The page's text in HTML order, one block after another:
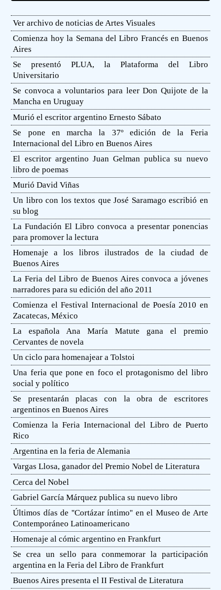
Ver archivo de noticias de Artes Visuales
Comienza hoy la Semana del Libro Francés en Buenos
Aires
Se presentó PLUA, la Plataforma del Libro
Universitario
Se convoca a voluntarios para leer Don Quijote de la
Mancha en Uruguay
Murió el escritor argentino Ernesto Sábato
Se pone en marcha la 37º edición de la Feria
Internacional del Libro en Buenos Aires
El escritor argentino Juan Gelman publica su nuevo
libro de poemas
Murió David Viñas
Un libro con los textos que José Saramago escribió en
su blog
La Fundación El Libro convoca a presentar ponencias
para promover la lectura
Homenaje a los libros ilustrados de la ciudad de
Buenos Aires
La Feria del Libro de Buenos Aires convoca a jóvenes
narradores para su edición del año 2011
Comienza el Festival Internacional de Poesía 2010 en
Zacatecas, México
La española Ana María Matute gana el premio
Cervantes de novela
Un ciclo para homenajear a Tolstoi
Una feria que pone en foco el protagonismo del libro
social y político
Se presentarán placas con la obra de escritores
argentinos en Buenos Aires
Comienza la Feria Internacional del Libro de Puerto
Rico
Argentina en la feria de Alemania
Vargas Llosa, ganador del Premio Nobel de Literatura
Cerca del Nobel
Gabriel García Márquez publica su nuevo libro
Últimos días de ''Cortázar íntimo'' en el Museo de Arte
Contemporáneo Latinoamericano
Homenaje al cómic argentino en Frankfurt
Se crea un sello para conmemorar la participación
argentina en la Feria del Libro de Frankfurt
Buenos Aires presenta el II Festival de Literatura